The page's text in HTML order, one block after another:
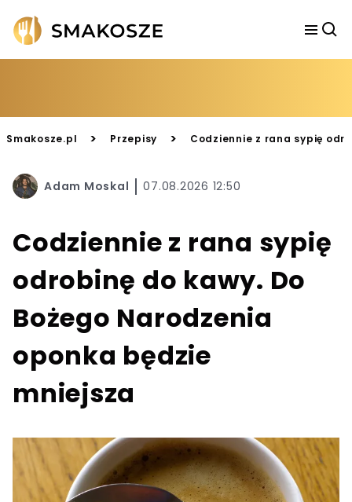
Smakosze.pl > Przepisy > Codziennie z rana sypię
Adam Moskal 07.08.2026 12:50
Codziennie z rana sypię
odrobinę do kawy. Do
Bożego Narodzenia
oponka będzie
mniejsza